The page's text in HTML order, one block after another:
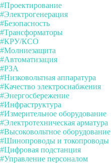
#Проектирование
#Электрогенерация
#Безопасность
#Трансформаторы
#КРУ/КСО
#Молниезащита
#Автоматизация
#РЗА
#Низковольтная аппаратура
#Качество электроснабжения
#Энергосбережение
#Инфраструктура
#Измерительное оборудование
#Электротехническая арматура
#Высоковольтное оборудование
#Шинопроводы и токопроводы
#Цифровая подстанция
#Управление персоналом